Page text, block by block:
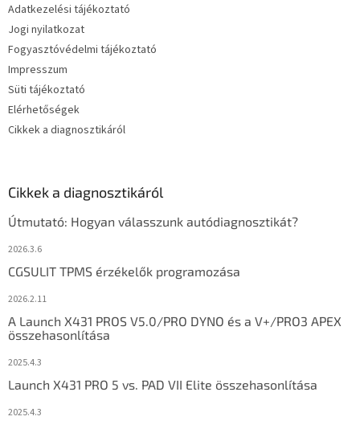
Adatkezelési tájékoztató
Jogi nyilatkozat
Fogyasztóvédelmi tájékoztató
Impresszum
Süti tájékoztató
Elérhetőségek
Cikkek a diagnosztikáról
Cikkek a diagnosztikáról
Útmutató: Hogyan válasszunk autódiagnosztikát?
2026.3.6
CGSULIT TPMS érzékelők programozása
2026.2.11
A Launch X431 PROS V5.0/PRO DYNO és a V+/PRO3 APEX
összehasonlítása
2025.4.3
Launch X431 PRO 5 vs. PAD VII Elite összehasonlítása
2025.4.3